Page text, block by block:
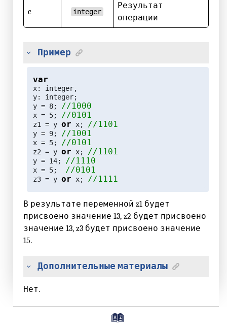
c integer
Результат
операции
Пример
var
x: integer,
y: integer;
y = 8;
//1000
x = 5; //0101
z1 = y or x; //1101
y = 9; //1001
x = 5; //0101
z2 = y or x; //1101
y = 14; //1110
x = 5; //0101
z3 = y or x; //1111
В результате переменной z1 будет
присвоено значение 13, z2 будет присвоено
значение 13, z3 будет присвоено значение
15.
Дополнительные материалы
Нет.